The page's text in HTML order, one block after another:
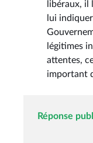
libéraux, il
lui
légitimes
attentes,
important
Réponse